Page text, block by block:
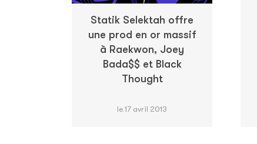
Statik Selektah offre
une prod en or massif
à Raekwon, Joey
Bada$$ et Black
Thought
le 17 avril 2013